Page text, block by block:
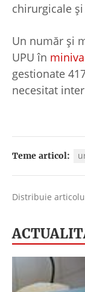
chirurgicale
Un număr și
UPU în
gestionate
necesitat
Teme articol:
Distribuie